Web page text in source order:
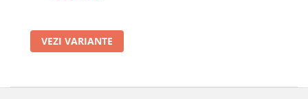
VEZI VARIANTE